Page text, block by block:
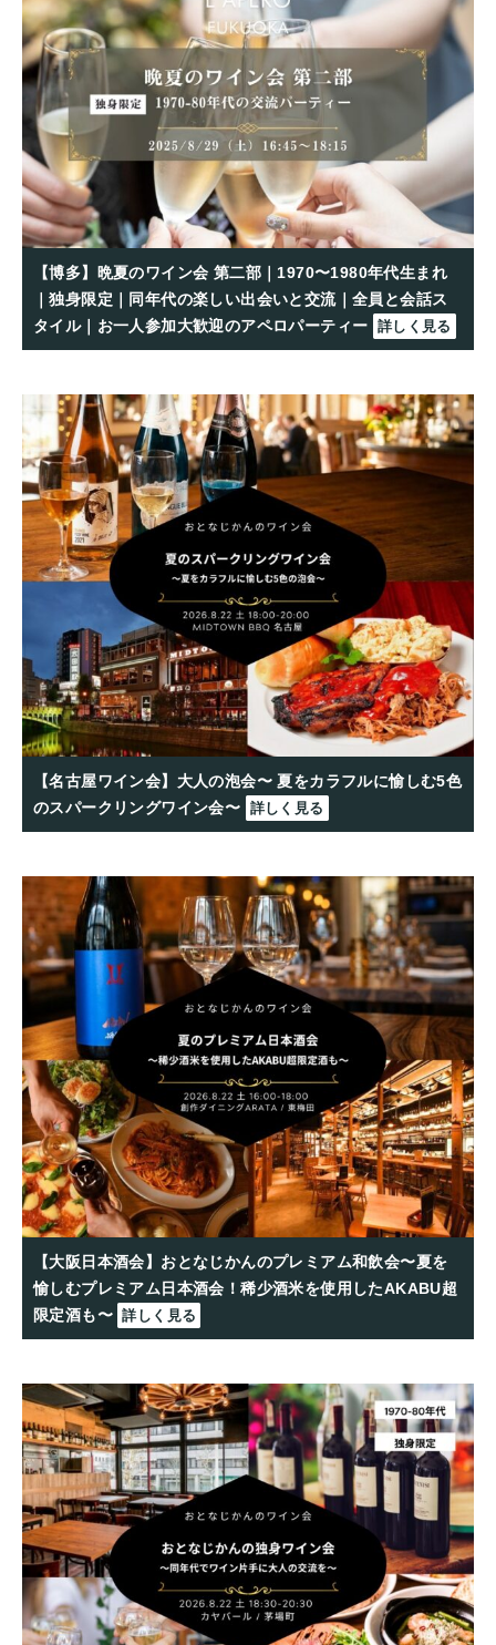
【博多】晩夏のワイン会 第二部｜1970〜1980年代生まれ
｜独身限定｜同年代の楽しい出会いと交流｜全員と会話ス
タイル｜お一人参加大歓迎のアペロパーティー 詳しく見る
【名古屋ワイン会】大人の泡会〜 夏をカラフルに愉しむ5色
のスパークリングワイン会〜 詳しく見る
【大阪日本酒会】おとなじかんのプレミアム和飲会〜夏を
愉しむプレミアム日本酒会！稀少酒米を使用したAKABU超
限定酒も〜 詳しく見る